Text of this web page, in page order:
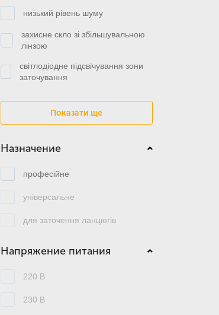
низький рівень шуму
захисне скло зі збільшувальною
лінзою
світлодіодне підсвічування зони
заточування
Показати ще
Назначение
професійне
універсальне
для заточення ланцюгів
Напряжение питания
220 В
230 В